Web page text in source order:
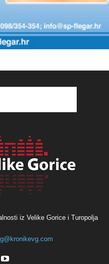
iz Velike Gorice i Turopolja